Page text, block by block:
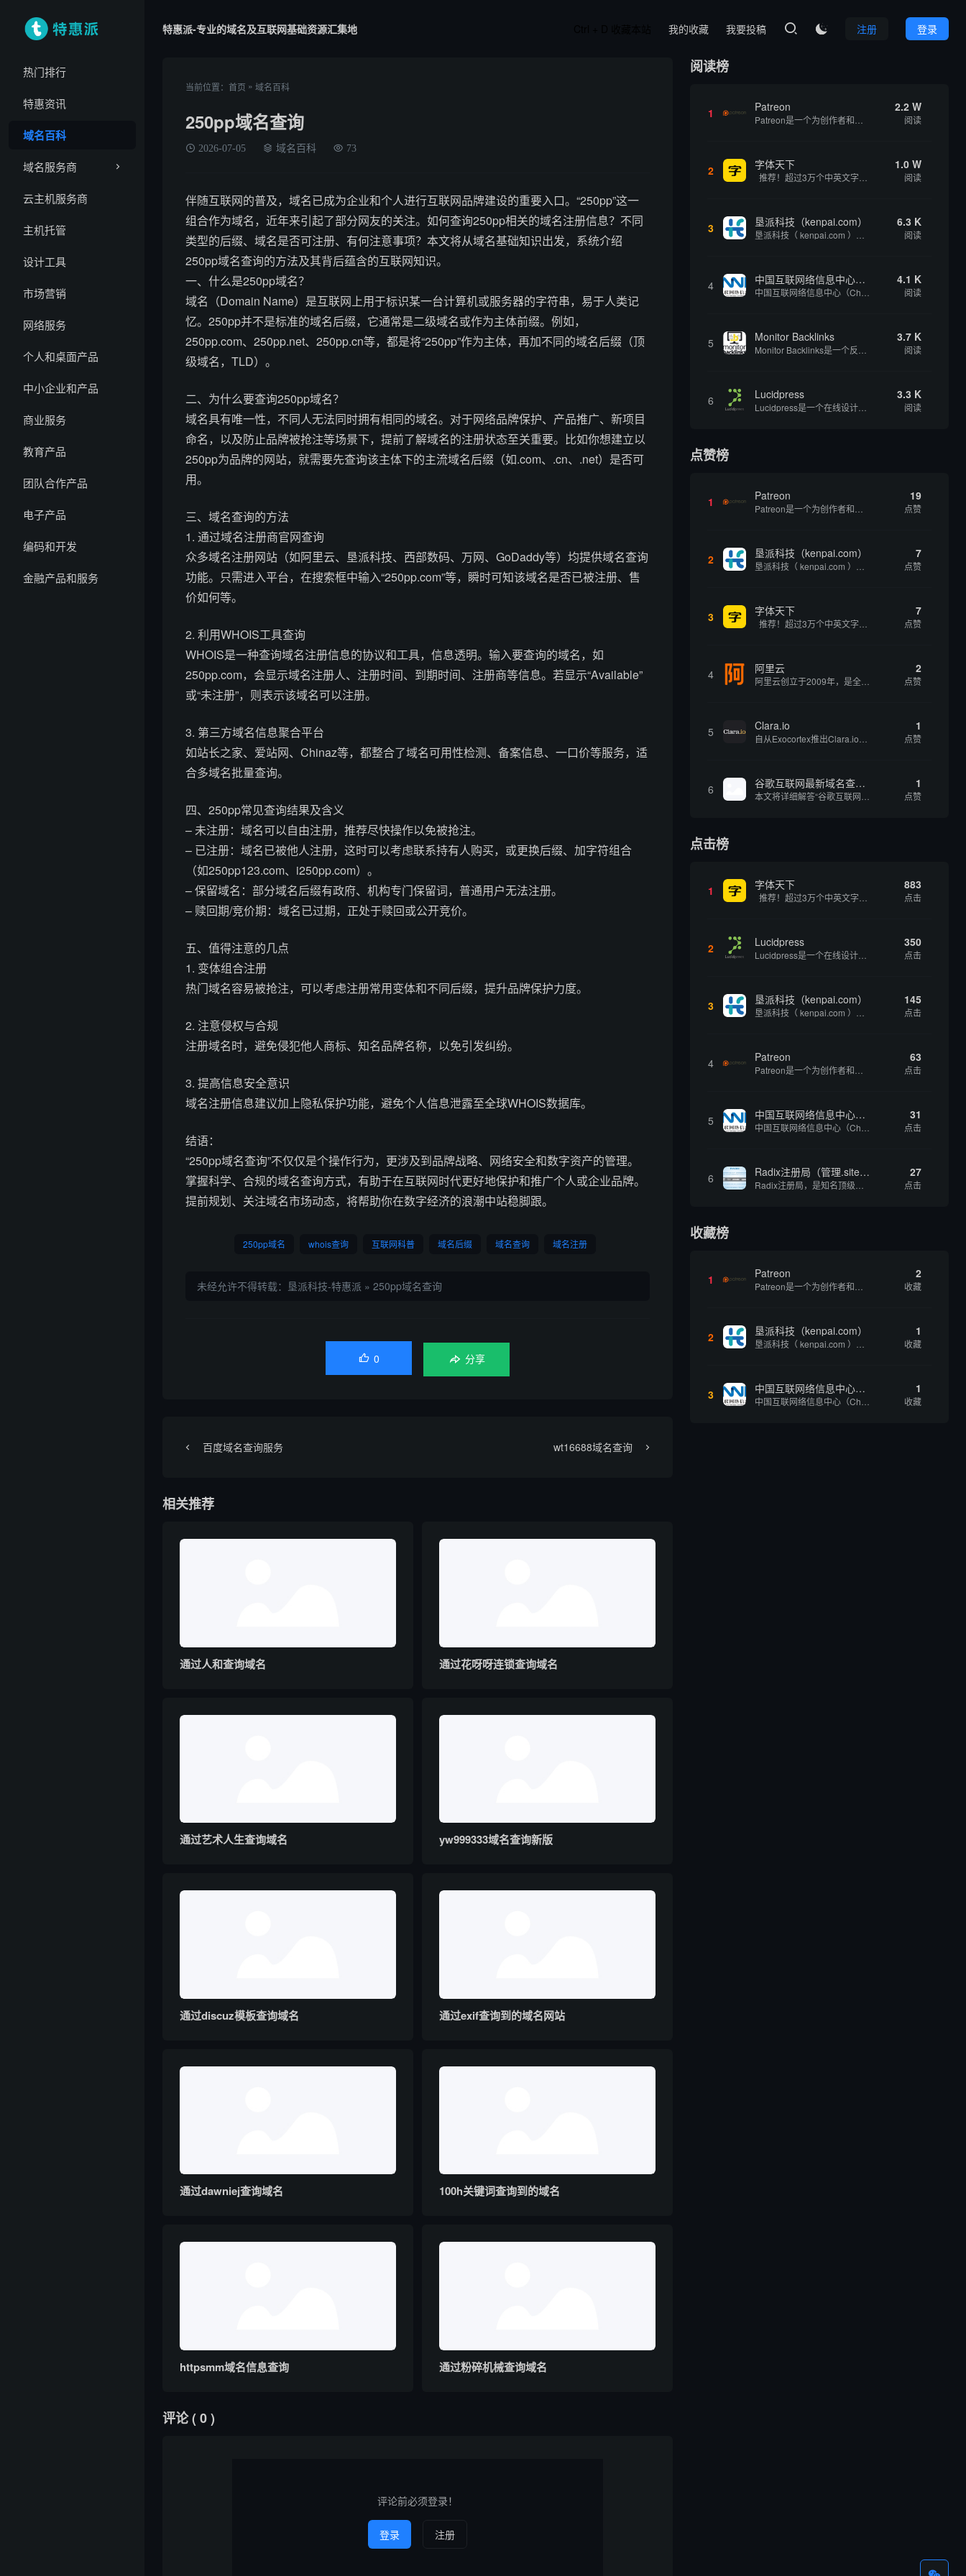
热门排行
特惠资讯
域名百科
域名服务商
云主机服务商
主机托管
设计工具
市场营销
网络服务
个人和桌面产品
中小企业和产品
商业服务
教育产品
团队合作产品
电子产品
编码和开发
金融产品和服务
特惠派-专业的域名及互联网基础资源汇集地 登录
注册

我的收藏 我要投稿
当前位置： 首页 » 域名百科
250pp域名查询
2026-07-05 域名百科 73
伴随互联网的普及，域名已成为企业和个人进行互联网品牌建设的重要入口。“250pp”这一
组合作为域名，近年来引起了部分网友的关注。如何查询250pp相关的域名注册信息？不同
类型的后缀、域名是否可注册、有何注意事项？本文将从域名基础知识出发，系统介绍
250pp域名查询的方法及其背后蕴含的互联网知识。
一、什么是250pp域名？
域名（Domain Name）是互联网上用于标识某一台计算机或服务器的字符串，易于人类记
忆。250pp并不是标准的域名后缀，它通常是二级域名或作为主体前缀。例如，
250pp.com、250pp.net、250pp.cn等，都是将“250pp”作为主体，再加不同的域名后缀（顶
级域名，TLD）。
二、为什么要查询250pp域名？
域名具有唯一性，不同人无法同时拥有相同的域名。对于网络品牌保护、产品推广、新项目
命名，以及防止品牌被抢注等场景下，提前了解域名的注册状态至关重要。比如你想建立以
250pp为品牌的网站，就需要先查询该主体下的主流域名后缀（如.com、.cn、.net）是否可
用。
三、域名查询的方法
1. 通过域名注册商官网查询
众多域名注册网站（如阿里云、垦派科技、西部数码、万网、GoDaddy等）均提供域名查询
功能。只需进入平台，在搜索框中输入“250pp.com”等，瞬时可知该域名是否已被注册、售
价如何等。
2. 利用WHOIS工具查询
WHOIS是一种查询域名注册信息的协议和工具，信息透明。输入要查询的域名，如
250pp.com，会显示域名注册人、注册时间、到期时间、注册商等信息。若显示“Available”
或“未注册”，则表示该域名可以注册。
3. 第三方域名信息聚合平台
如站长之家、爱站网、Chinaz等，都整合了域名可用性检测、备案信息、一口价等服务，适
合多域名批量查询。
四、250pp常见查询结果及含义
– 未注册：域名可以自由注册，推荐尽快操作以免被抢注。
– 已注册：域名已被他人注册，这时可以考虑联系持有人购买，或更换后缀、加字符组合
（如250pp123.com、i250pp.com）。
– 保留域名：部分域名后缀有政府、机构专门保留词，普通用户无法注册。
– 赎回期/竞价期：域名已过期，正处于赎回或公开竞价。
五、值得注意的几点
1. 变体组合注册
热门域名容易被抢注，可以考虑注册常用变体和不同后缀，提升品牌保护力度。
2. 注意侵权与合规
注册域名时，避免侵犯他人商标、知名品牌名称，以免引发纠纷。
3. 提高信息安全意识
域名注册信息建议加上隐私保护功能，避免个人信息泄露至全球WHOIS数据库。
结语：
“250pp域名查询”不仅仅是个操作行为，更涉及到品牌战略、网络安全和数字资产的管理。
掌握科学、合规的域名查询方式，有助于在互联网时代更好地保护和推广个人或企业品牌。
提前规划、关注域名市场动态，将帮助你在数字经济的浪潮中站稳脚跟。
250pp域名 whois查询 互联网科普 域名后缀 域名查询 域名注册
未经允许不得转载： 垦派科技-特惠派 » 250pp域名查询
 0 分享
百度域名查询服务 wt16688域名查询
相关推荐
通过人和查询域名 通过花呀呀连锁查询域名
通过艺术人生查询域名 yw999333域名查询新版
通过discuz模板查询域名 通过exif查询到的域名网站
通过dawniej查询域名 100h关键词查询到的域名
httpsmm域名信息查询 通过粉碎机械查询域名
评论( 0 )
评论前必须登录！
登录 注册
阅读榜
1 Patreon 2.2 W
阅读
2 字体天下 1.0 W
阅读
3 垦派科技（kenpai.com） 6.3 K
阅读
4 中国互联网络信息中心（CNNIC） 4.1 K
阅读
5 Monitor Backlinks 3.7 K
阅读
6 Lucidpress 3.3 K
阅读
点赞榜
1 Patreon 19
点赞
2 垦派科技（kenpai.com） 7
点赞
3 字体天下 7
点赞
4 阿里云 2
点赞
5 Clara.io 1
点赞
6 谷歌互联网最新域名查询网址是什么 1
点赞
点击榜
1 字体天下 883
点击
2 Lucidpress 350
点击
3 垦派科技（kenpai.com） 145
点击
4 Patreon 63
点击
5 中国互联网络信息中心（CNNIC） 31
点击
6 Radix注册局（管理.site、.online等顶级域名） 27
点击
收藏榜
1 Patreon 2
收藏
2 垦派科技（kenpai.com） 1
收藏
3 中国互联网络信息中心（CNNIC） 1
收藏